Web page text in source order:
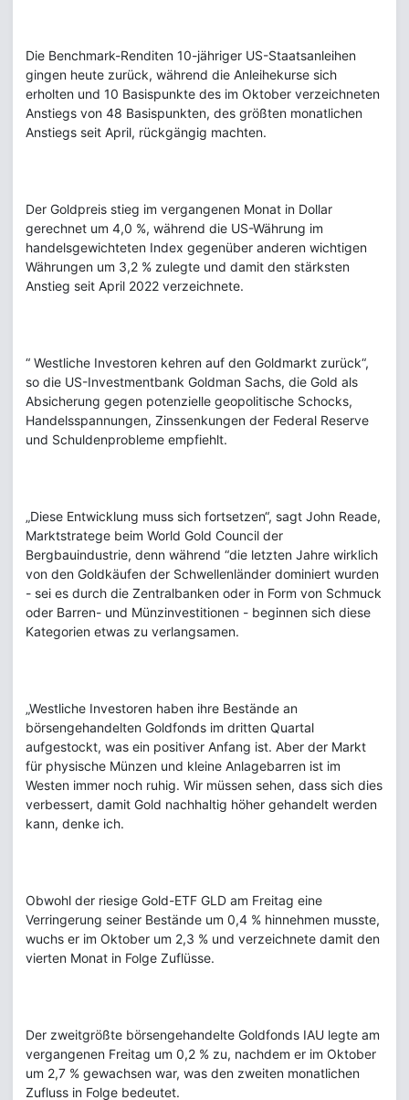
Die Benchmark-Renditen 10-jähriger US-Staatsanleihen
gingen heute zurück, während die Anleihekurse sich
erholten und 10 Basispunkte des im Oktober verzeichneten
Anstiegs von 48 Basispunkten, des größten monatlichen
Anstiegs seit April, rückgängig machten.
Der Goldpreis stieg im vergangenen Monat in Dollar
gerechnet um 4,0 %, während die US-Währung im
handelsgewichteten Index gegenüber anderen wichtigen
Währungen um 3,2 % zulegte und damit den stärksten
Anstieg seit April 2022 verzeichnete.
“ Westliche Investoren kehren auf den Goldmarkt zurück“,
so die US-Investmentbank Goldman Sachs, die Gold als
Absicherung gegen potenzielle geopolitische Schocks,
Handelsspannungen, Zinssenkungen der Federal Reserve
und Schuldenprobleme empfiehlt.
„Diese Entwicklung muss sich fortsetzen“, sagt John Reade,
Marktstratege beim World Gold Council der
Bergbauindustrie, denn während “die letzten Jahre wirklich
von den Goldkäufen der Schwellenländer dominiert wurden
- sei es durch die Zentralbanken oder in Form von Schmuck
oder Barren- und Münzinvestitionen - beginnen sich diese
Kategorien etwas zu verlangsamen.
„Westliche Investoren haben ihre Bestände an
börsengehandelten Goldfonds im dritten Quartal
aufgestockt, was ein positiver Anfang ist. Aber der Markt
für physische Münzen und kleine Anlagebarren ist im
Westen immer noch ruhig. Wir müssen sehen, dass sich dies
verbessert, damit Gold nachhaltig höher gehandelt werden
kann, denke ich.
Obwohl der riesige Gold-ETF GLD am Freitag eine
Verringerung seiner Bestände um 0,4 % hinnehmen musste,
wuchs er im Oktober um 2,3 % und verzeichnete damit den
vierten Monat in Folge Zuflüsse.
Der zweitgrößte börsengehandelte Goldfonds IAU legte am
vergangenen Freitag um 0,2 % zu, nachdem er im Oktober
um 2,7 % gewachsen war, was den zweiten monatlichen
Zufluss in Folge bedeutet.